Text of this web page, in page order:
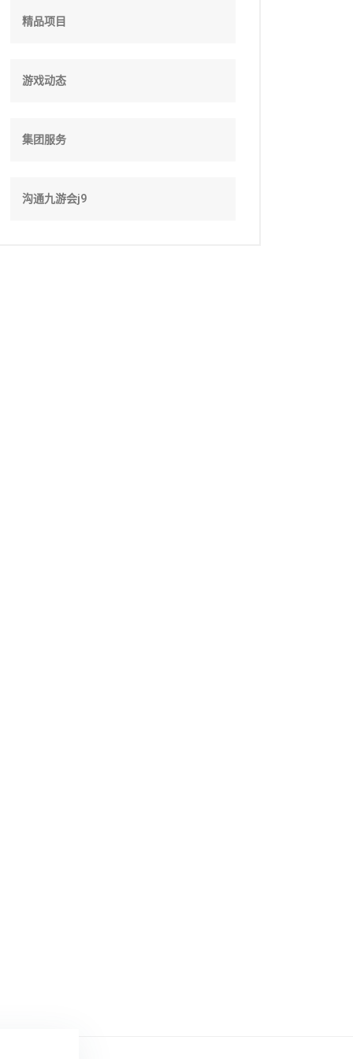
精品项目
游戏动态
集团服务
沟通九游会j9